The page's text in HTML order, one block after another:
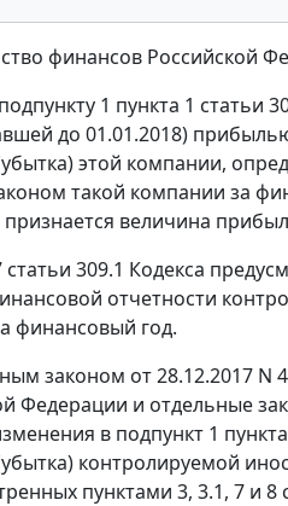
финансов Российской
1 пункта 1 статьи
до 01.01.2018)
этой компании,
такой компании за
величина
статьи 309.1 Кодекса
отчетности
финансовый год.
законом от 28.12.2017 N
Федерации и отдельные
в подпункт 1
контролируемой
пунктами 3, 3.1, 7 и 8